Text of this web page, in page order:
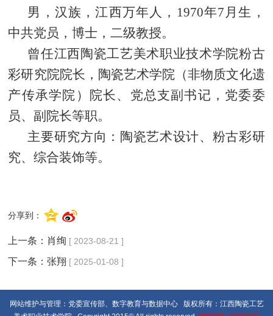
男，汉族，江西万年人， 1970年7 月生，
中共党员，博士，二级教授。
曾任江西陶瓷工艺美术职业技术学院粉古
彩研究院院长，陶瓷艺术学院（非物质文化遗
产传承学院）院长、党总支副书记，党委委
员、副院长等职。
主要研究方向：陶瓷艺术设计、粉古彩研
究、综合装饰等。
分享到：
上一条： 肖绚 [ 2023-08-21 ]
下一条：张翔 [ 2025-01-08 ]
网站维护与管理：党委宣传部、数字教育与数据中心 版权所有：江西陶瓷工艺